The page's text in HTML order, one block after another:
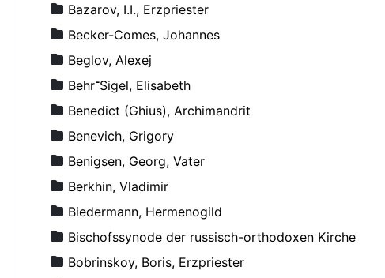
Bazarov, I.I., Erzpriester
Becker-Comes, Johannes
Beglov, Alexej
Behr־Sigel, Elisabeth
Benedict (Ghius), Archimandrit
Benevich, Grigory
Benigsen, Georg, Vater
Berkhin, Vladimir
Biedermann, Hermenogild
Bischofssynode der russisch-orthodoxen Kirche
Bobrinskoy, Boris, Erzpriester